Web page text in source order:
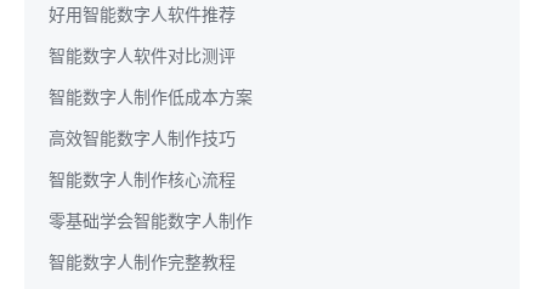
好用智能数字人软件推荐
智能数字人软件对比测评
智能数字人制作低成本方案
高效智能数字人制作技巧
智能数字人制作核心流程
零基础学会智能数字人制作
智能数字人制作完整教程